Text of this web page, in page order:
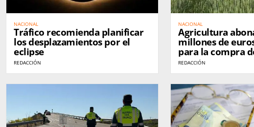
NACIONAL
Tráfico recomienda planificar
los desplazamientos por el
eclipse
REDACCIÓN
NACIONAL
Agricultura
millones de
para la compra
a más de
REDACCIÓN